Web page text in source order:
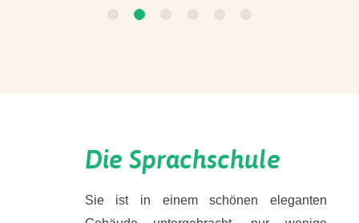
2
Die Sprachschule
Sie ist in einem schönen eleganten